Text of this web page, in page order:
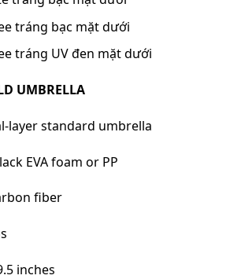
tráng bạc mặt dưới
tráng UV đen mặt dưới
UMBRELLA
layer standard umbrella
EVA foam or PP
fiber
inches